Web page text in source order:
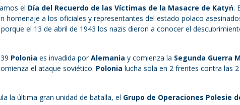
el Día del Recuerdo de las Víctimas de la Masacre de Katyń.
homenaje a los oficiales y representantes del estado polaco
el 13 de abril de 1943 los nazis dieron a conocer el
Polonia es invadida porAlemania y comienza la Segunda Guerra
el ataque soviético. Polonia lucha sola en 2 frentes contra las
la última gran unidad de batalla, el Grupo de Operaciones Polesie